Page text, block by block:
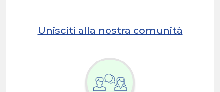
Unisciti alla nostra comunità